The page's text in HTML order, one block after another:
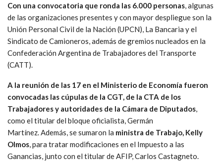
Con una convocatoria que ronda las 6.000 personas, algunas
de las organizaciones presentes y con mayor despliegue son la
Unión Personal Civil de la Nación (UPCN), La Bancaria y el
Sindicato de Camioneros, además de gremios nucleados en la
Confederación Argentina de Trabajadores del Transporte
(CATT).
A la reunión de las 17 en el Ministerio de Economía fueron
convocadas las cúpulas de la CGT, de la CTA de los
Trabajadores y autoridades de la Cámara de Diputados,
como el titular del bloque oficialista, Germán
Martínez. Además, se sumaron la ministra de Trabajo, Kelly
Olmos, para tratar modificaciones en el Impuesto a las
Ganancias, junto con el titular de AFIP, Carlos Castagneto.